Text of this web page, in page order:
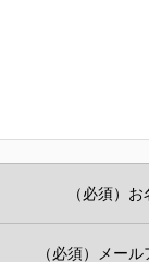
（必須） お
（必須） メール